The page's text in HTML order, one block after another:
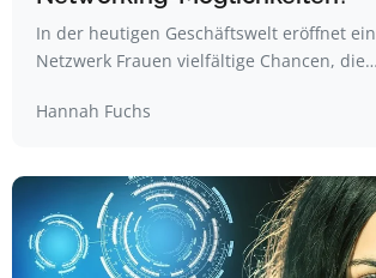
In der heutigen Geschäftswelt eröffnet
Netzwerk Frauen vielfältige Chancen, die…
Hannah Fuchs